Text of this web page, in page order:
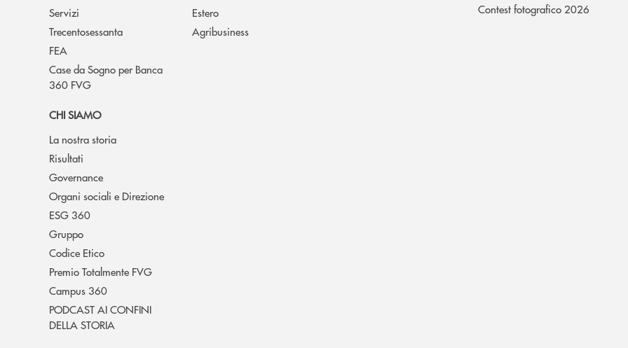
Servizi
Trecentosessanta
FEA
Case da Sogno per Banca
360 FVG
Estero
Agribusiness
Contest fotografico 2026
CHI SIAMO
La nostra storia
Risultati
Governance
Organi sociali e Direzione
ESG 360
Gruppo
Codice Etico
Premio Totalmente FVG
Campus 360
PODCAST AI CONFINI
DELLA STORIA